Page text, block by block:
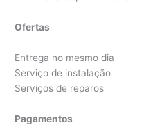
Ofertas
Entrega no mesmo dia
Serviço de instalação
Serviços de reparos
Pagamentos